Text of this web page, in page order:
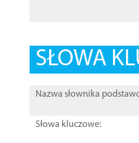
SŁOWA
Nazwa słownika
Słowa kluczowe: